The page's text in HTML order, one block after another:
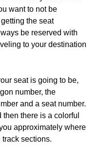
want to not be
the seat
be reserved with
to your destination
seat is going to be,
number, the
and a seat number.
there is a colorful
approximately where
sections.